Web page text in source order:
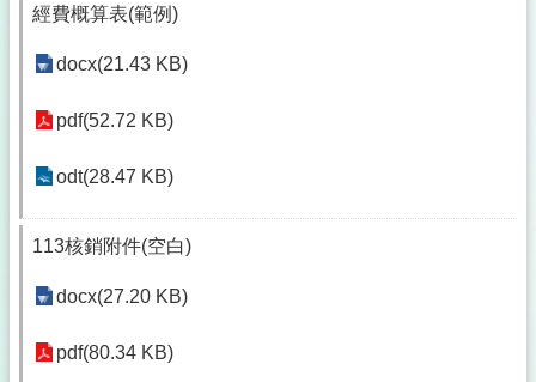
經費概算表(範例)
docx(21.43 KB)
pdf(52.72 KB)
odt(28.47 KB)
113核銷附件(空白)
docx(27.20 KB)
pdf(80.34 KB)